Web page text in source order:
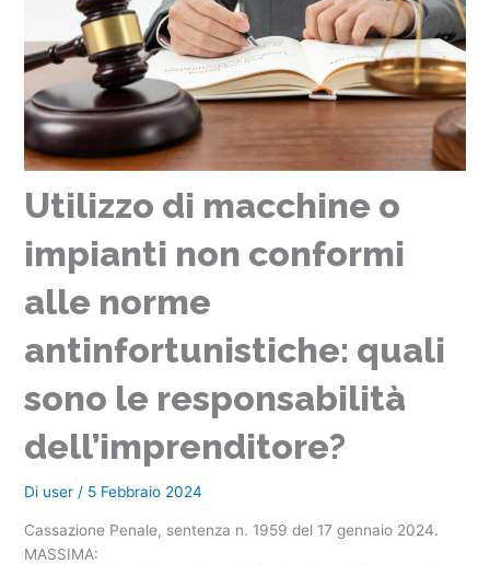
Utilizzo di macchine o
impianti non conformi
alle norme
antinfortunistiche: quali
sono le responsabilità
dell’imprenditore?
Di user / 5 Febbraio 2024
Cassazione Penale, sentenza n. 1959 del 17 gennaio 2024.
MASSIMA: